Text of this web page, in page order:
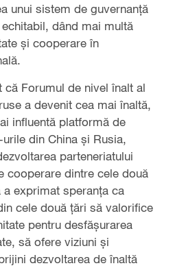
unui sistem de guvernanță
dând mai multă
și cooperare în
că Forumul de nivel înalt al
a devenit cea mai înaltă,
influentă platformă de
din China și Rusia,
parteneriatului
cooperare dintre cele două
exprimat speranța ca
cele două țări să valorifice
pentru desfăşurarea
să ofere viziuni și
dezvoltarea de înaltă